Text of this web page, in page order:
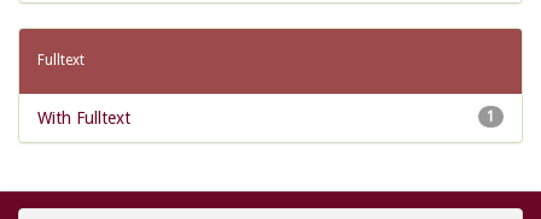
Fulltext
1
With Fulltext